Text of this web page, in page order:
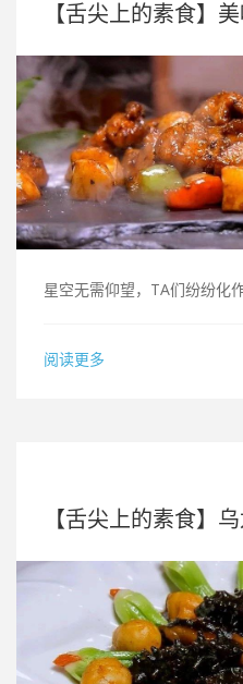
【舌尖上的素食】
星空无需仰望，TA们纷纷化
阅读更多
【舌尖上的素食】